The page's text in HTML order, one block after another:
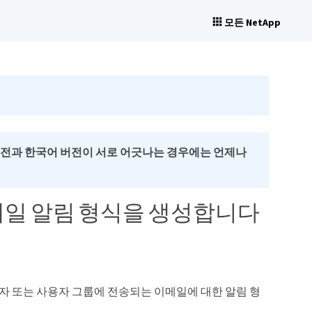
모든 NetApp
과 한국어 버전이 서로 어긋나는 경우에는 언제나
알림 형식을 생성합니다
또는 사용자 그룹에 전송되는 이메일에 대한 알림 형